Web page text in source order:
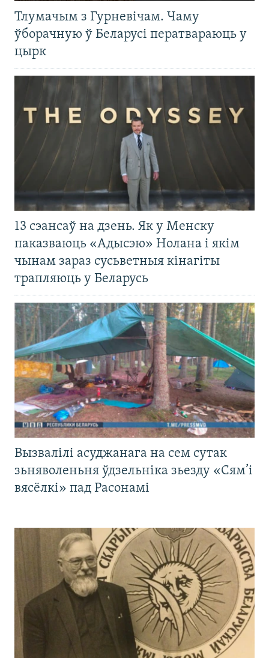
Тлумачым з Гурневічам. Чаму
ўборачную ў Беларусі ператвараюць у
цырк
13 сэансаў на дзень. Як у Менску
паказваюць «Адысэю» Нолана і якім
чынам зараз сусьветныя кінагіты
трапляюць у Беларусь
Вызвалілі асуджанага на сем сутак
зьняволеньня ўдзельніка зьезду «Сям’і
вясёлкі» пад Расонамі